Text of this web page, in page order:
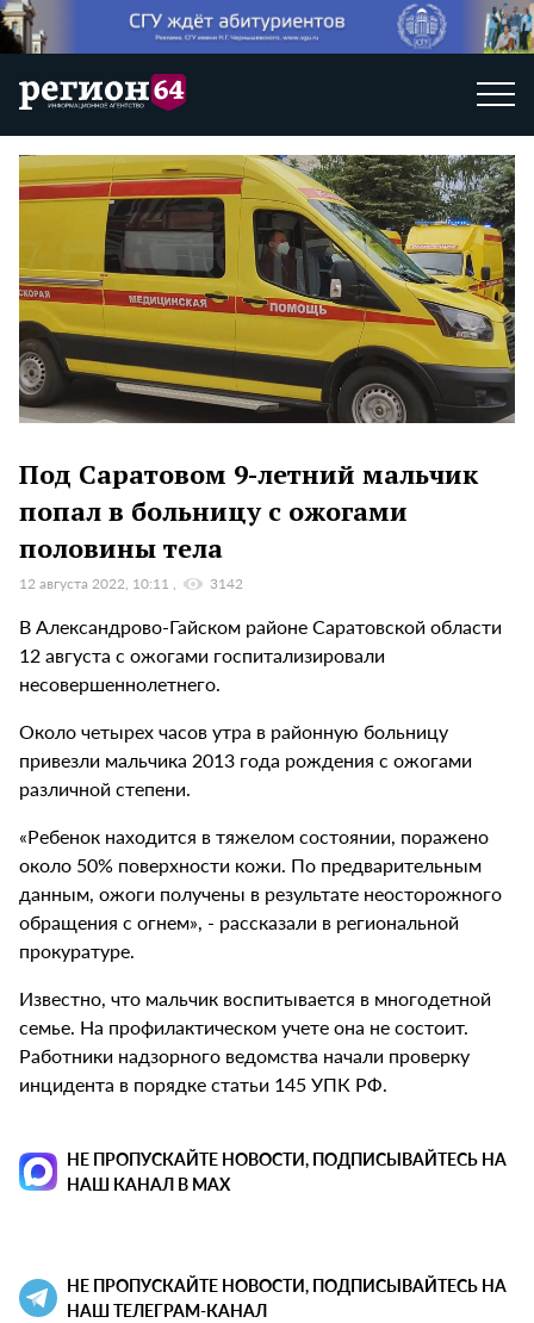
Под Саратовом 9-летний мальчик
попал в больницу с ожогами
половины тела
12 августа 2022, 10:11 3142
В Александрово-Гайском районе Саратовской области
12 августа с ожогами госпитализировали
несовершеннолетнего.
Около четырех часов утра в районную больницу
привезли мальчика 2013 года рождения с ожогами
различной степени.
«Ребенок находится в тяжелом состоянии, поражено
около 50% поверхности кожи. По предварительным
данным, ожоги получены в результате неосторожного
обращения с огнем», - рассказали в региональной
прокуратуре.
Известно, что мальчик воспитывается в многодетной
семье. На профилактическом учете она не состоит.
Работники надзорного ведомства начали проверку
инцидента в порядке статьи 145 УПК РФ.
НЕ ПРОПУСКАЙТЕ НОВОСТИ, ПОДПИСЫВАЙТЕСЬ НА
НАШ КАНАЛ В MAX
НЕ ПРОПУСКАЙТЕ НОВОСТИ, ПОДПИСЫВАЙТЕСЬ НА
НАШ ТЕЛЕГРАМ-КАНАЛ